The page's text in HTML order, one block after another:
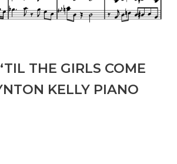
THE GIRLS COME
KELLY PIANO